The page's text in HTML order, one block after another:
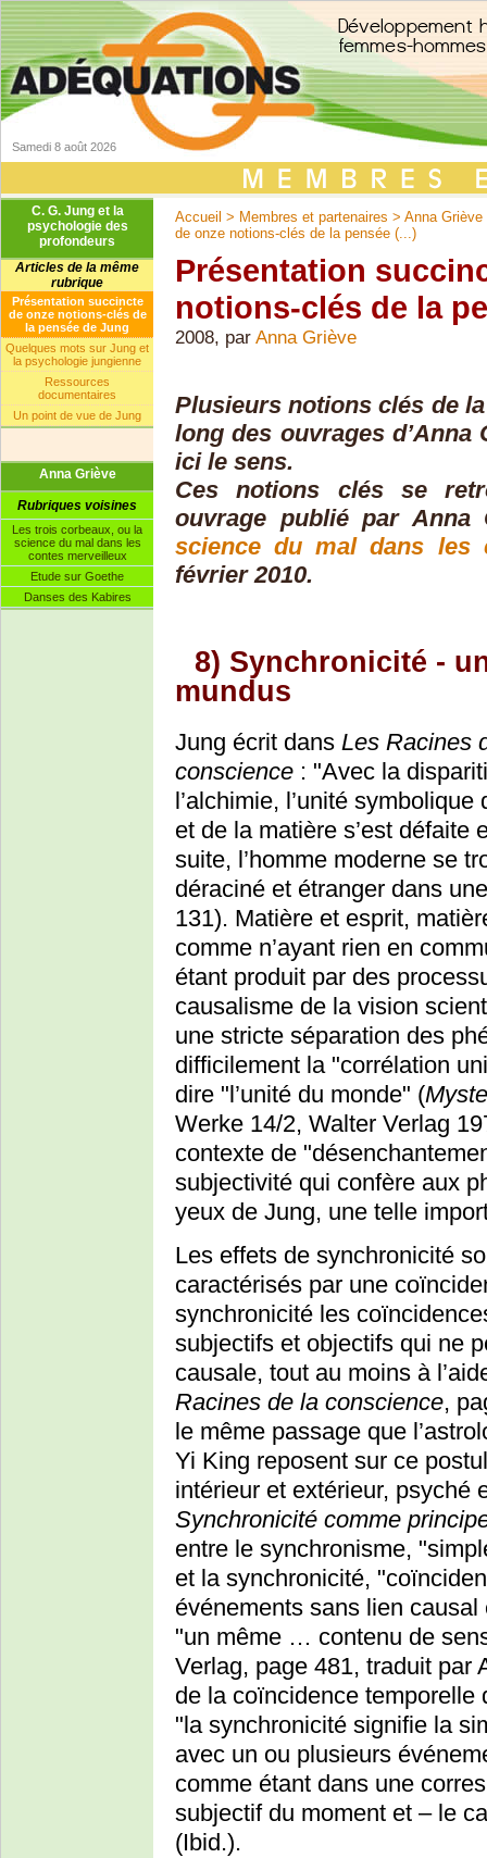
Samedi 8 août 2026
C. G. Jung et la
psychologie des
profondeurs
Articles de la même
rubrique
Présentation succincte
de onze notions-clés de
la pensée de Jung
Quelques mots sur Jung et
la psychologie jungienne
Ressources
documentaires
Un point de vue de Jung
Anna Griève
Rubriques voisines
Les trois corbeaux, ou la
science du mal dans les
contes merveilleux
Etude sur Goethe
Danses des Kabires
Accueil > Membres et partenaires > Anna Griève
de onze notions-clés de la pensée (...)
Présentation
notions-clés de la
2008, par Anna Griève
Plusieurs notions clés de
long des ouvrages d’Anna
ici le sens.
Ces notions clés se
ouvrage publié par
science du mal dans les
février 2010.
8) Synchronicité -
mundus
Jung écrit dans Les Racines
conscience : "Avec la
l’alchimie, l’unité symbolique
et de la matière s’est défaite
suite, l’homme moderne se
déraciné et étranger dans
131). Matière et esprit,
comme n’ayant rien en
étant produit par des
causalisme de la vision
une stricte séparation des
difficilement la "corrélation
dire "l’unité du monde" (
Werke 14/2, Walter Verlag
contexte de
subjectivité qui confère aux
yeux de Jung, une telle
Les effets de synchronicité
caractérisés par une
synchronicité les
subjectifs et objectifs qui ne
causale, tout au moins à
Racines de la conscience,
le même passage que
Yi King reposent sur ce
intérieur et extérieur, psyché
Synchronicité comme
entre le synchronisme,
et la synchronicité,
événements sans lien
"un même … contenu de
Verlag, page 481, traduit par
de la coïncidence
"la synchronicité signifie la
avec un ou plusieurs
comme étant dans une
subjectif du moment et – le
(Ibid.).